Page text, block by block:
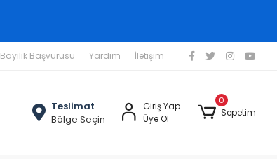
Bayilik Başvurusu Yardım İletişim
Teslimat
Bölge Seçin
Giriş Yap
Üye Ol
0
Sepetim